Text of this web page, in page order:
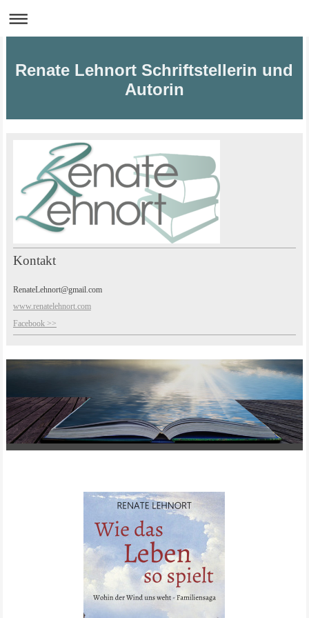
Renate Lehnort Schriftstellerin und
Autorin
Kontakt
RenateLehnort@gmail.com
www.renatelehnort.com
Facebook >>